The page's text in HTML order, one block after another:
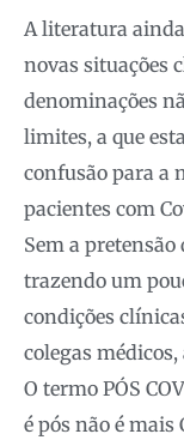
A literatura
novas situações
denominações
limites, a que
confusão para a
pacientes com
Sem a pretensão
trazendo um
condições
colegas
O termo PÓS
é pós não é mais